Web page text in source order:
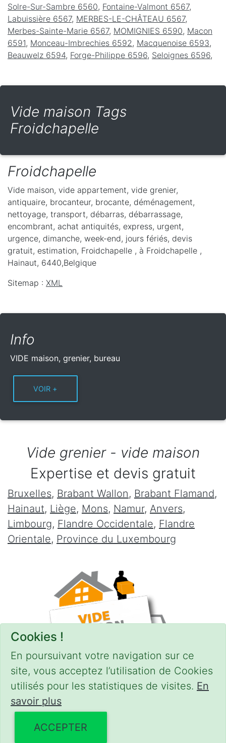
Cookies !
En poursuivant votre navigation sur ce
site, vous acceptez l’utilisation de Cookies
utilisés pour les statistiques de visites. En
savoir plus
ACCEPTER
Solre-Sur-Sambre 6560, Fontaine-Valmont 6567,
Labuissière 6567, MERBES-LE-CHÂTEAU 6567,
Merbes-Sainte-Marie 6567, MOMIGNIES 6590, Macon
6591, Monceau-Imbrechies 6592 , Macquenoise 6593,
Beauwelz 6594, Forge-Philippe 6596, Seloignes 6596,
Vide maison Tags
Froidchapelle
Froidchapelle
Vide maison, vide appartement, vide grenier,
antiquaire, brocanteur, brocante, déménagement,
nettoyage, transport, débarras, débarrassage,
encombrant, achat antiquités, express, urgent,
urgence, dimanche, week-end, jours fériés, devis
gratuit, estimation, Froidchapelle , à Froidchapelle ,
Hainaut, 6440,Belgique
Sitemap : XML
Info
VIDE maison, grenier, bureau
Vide grenier - vide maison
Expertise et devis gratuit
Bruxelles, Brabant Wallon, Brabant Flamand,
Hainaut, Liège, Mons, Namur, Anvers,
Limbourg, Flandre Occidentale, Flandre
Orientale, Province du Luxembourg
CONDITIONS-
Powered by Euro Web Page